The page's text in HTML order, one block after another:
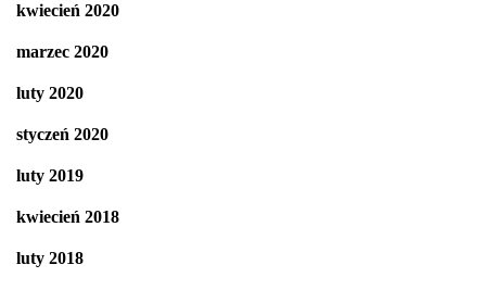
kwiecień 2020
marzec 2020
luty 2020
styczeń 2020
luty 2019
kwiecień 2018
luty 2018